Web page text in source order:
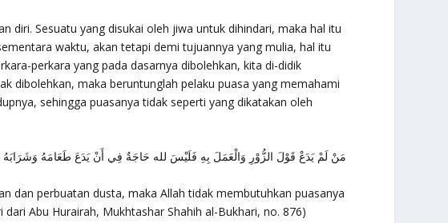
diri. Sesuatu yang disukai oleh jiwa untuk dihindari, maka hal itu
waktu, akan tetapi demi tujuannya yang mulia, hal itu
perkara yang pada dasarnya dibolehkan, kita di-didik
dibolehkan, maka beruntunglah pelaku puasa yang memahami
sehingga puasanya tidak seperti yang dikatakan oleh
مَنْ لَمْ يَدَعْ قَوْلَ الزُّوْرِ وَالْعَمَلَ بِهِ فَلَيْسَ لله حَاجَةٌ فِي أَنْ يَدَعَ طَعَامَهُ وَشَرَابَهُ
dan perbuatan dusta, maka Allah tidak membutuhkan puasanya
dari Abu Hurairah, Mukhtashar Shahih al-Bukhari, no. 876)